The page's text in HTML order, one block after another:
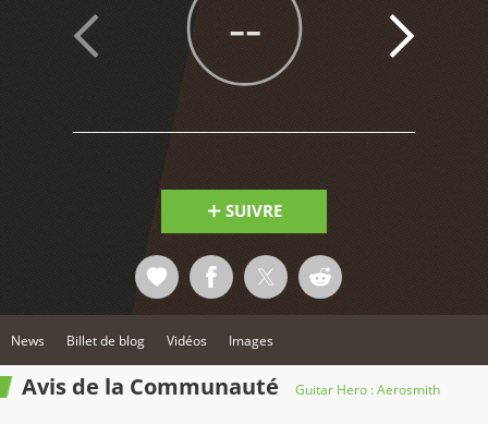
--
SUIVRE
News Billet de blog Vidéos Images
Avis de la Communauté Guitar Hero : Aerosmith